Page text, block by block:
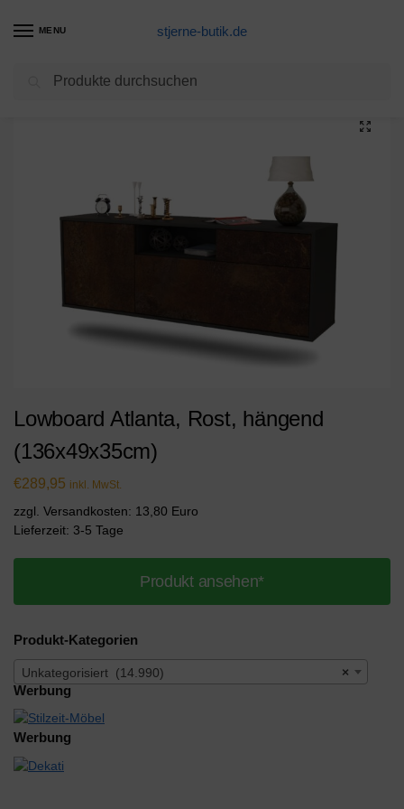
MENU stjerne-butik.de
Unkategorisiert / Lowboard Atlanta, Rost, hängend (136x49x35cm)
Lowboard Atlanta, Rost, hängend
(136x49x35cm)
€289,95 inkl. MwSt.
zzgl. Versandkosten: 13,80 Euro
Lieferzeit: 3-5 Tage
Produkt ansehen*
Produkt-Kategorien
×
Unkategorisiert (14.990)
Werbung
Werbung